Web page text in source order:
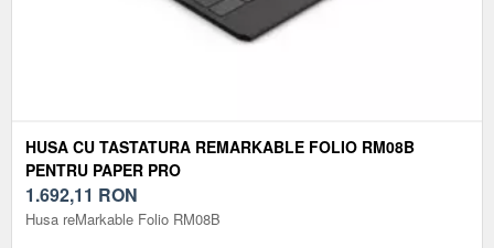
HUSA CU TASTATURA REMARKABLE FOLIO RM08B
PENTRU PAPER PRO
1.692,11 RON
Husa reMarkable Folio RM08B